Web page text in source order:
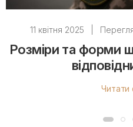
11 квітня 2025
Розміри та форми
Читати